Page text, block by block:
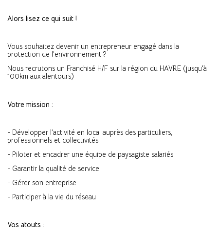
Alors lisez ce qui suit !
Vous souhaitez devenir un entrepreneur engagé dans la
protection de l’environnement ?
Nous recrutons un Franchisé H/F sur la région du HAVRE (jusqu'à
100km aux alentours)
Votre mission :
- Développer l’activité en local auprès des particuliers,
professionnels et collectivités
- Piloter et encadrer une équipe de paysagiste salariés
- Garantir la qualité de service
- Gérer son entreprise
- Participer à la vie du réseau
Vos atouts :